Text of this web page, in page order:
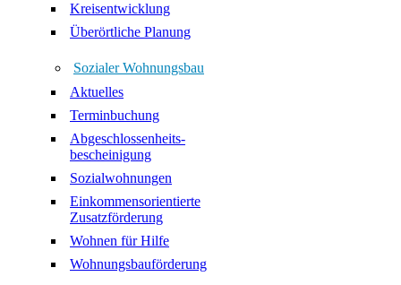
Kreisentwicklung
Überörtliche Planung
Sozialer Wohnungsbau
Aktuelles
Terminbuchung
Abgeschlossenheits-
bescheinigung
Sozialwohnungen
Einkommensorientierte
Zusatzförderung
Wohnen für Hilfe
Wohnungsbauförderung